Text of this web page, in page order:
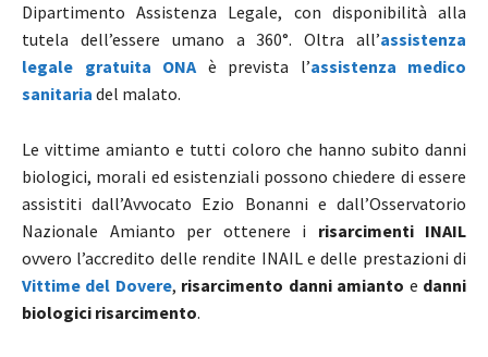
Dipartimento Assistenza Legale, con disponibilità alla
tutela dell’essere umano a 360°. Oltra all’assistenza
legale gratuita ONA è prevista l’assistenza medico
sanitaria del malato.
Le vittime amianto e tutti coloro che hanno subito danni
biologici, morali ed esistenziali possono chiedere di essere
assistiti dall’Avvocato Ezio Bonanni e dall’Osservatorio
Nazionale Amianto per ottenere i risarcimenti INAIL
ovvero l’accredito delle rendite INAIL e delle prestazioni di
Vittime del Dovere, risarcimento danni amianto e danni
biologici risarcimento.